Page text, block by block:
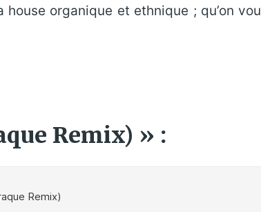
organique et ethnique ; qu’on
Remix) » :